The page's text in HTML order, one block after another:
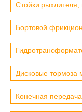
Стойки рыхлителя,
Бортовой
Дисковые тормоза
Конечная передача